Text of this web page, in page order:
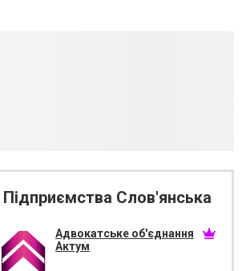
Підприємства Слов'янська
Адвокатське об'єднання
Актум